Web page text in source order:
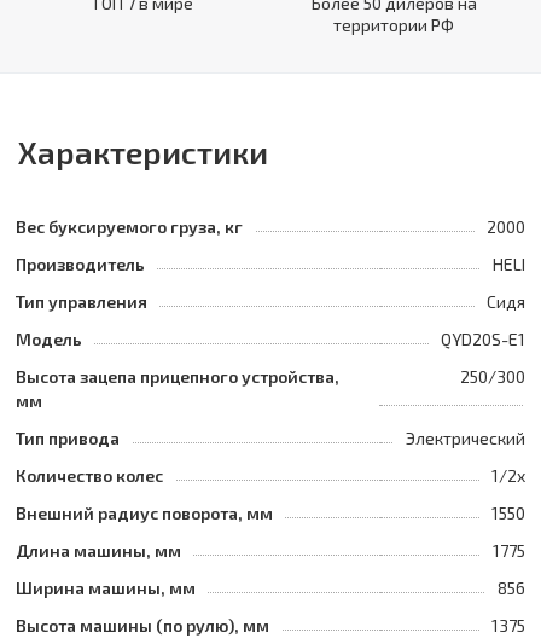
территории РФ
Характеристики
Вес буксируемого груза, кг
2000
Производитель
HELI
Тип управления
Сидя
Модель
QYD20S-E1
Высота зацепа прицепного устройства,
мм
250/300
Тип привода
Электрический
Количество колес
1/2x
Внешний радиус поворота, мм
1550
Длина машины, мм
1775
Ширина машины, мм
856
Высота машины (по рулю), мм
1375